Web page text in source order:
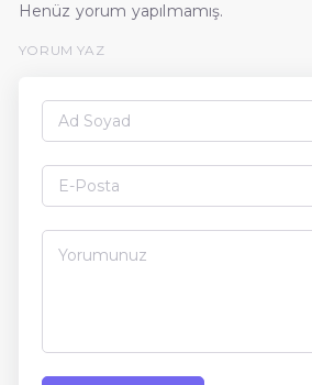
Henüz yorum yapılmamış.
YORUM YAZ